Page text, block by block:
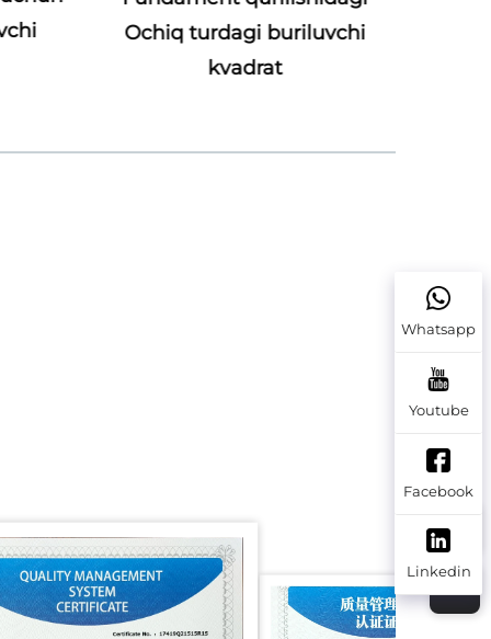
Ochiq turdagi buriluvchi
kvadrat
Whatsapp
Youtube
Facebook
Linkedin